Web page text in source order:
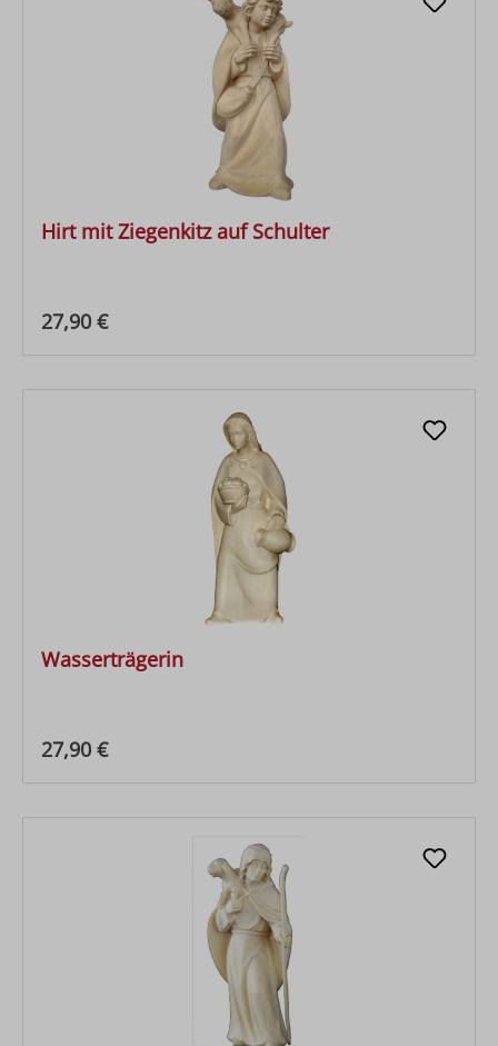
Hirt mit Ziegenkitz auf Schulter
Regulärer Preis:
27,90 €
Wasserträgerin
Regulärer Preis:
27,90 €